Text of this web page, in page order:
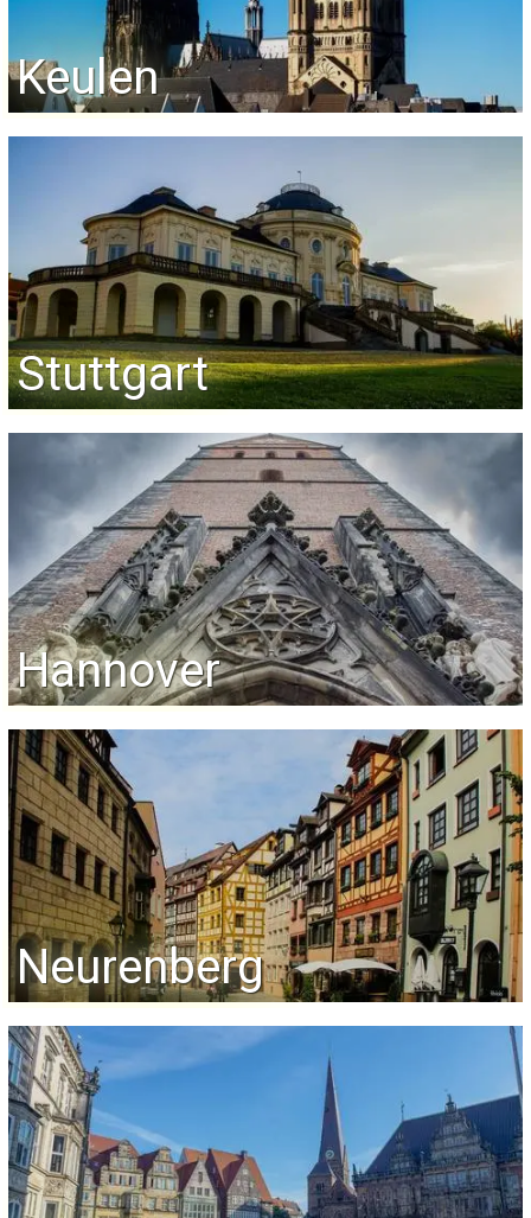
Keulen
Stuttgart
Hannover
Neurenberg